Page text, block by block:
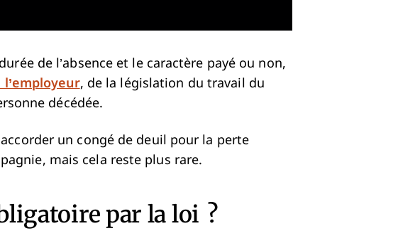
de l’absence et le caractère payé ou non,
, de la législation du travail du
décédée.
un congé de deuil pour la perte
mais cela reste plus rare.
par la loi ?